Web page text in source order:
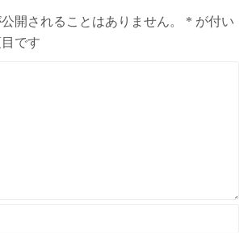
開されることはありません。 * が付い
です